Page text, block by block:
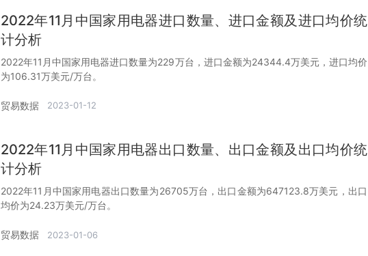
2022年11月中国家用电器进口数量、进口金额及进口均价统
计分析
2022年11月中国家用电器进口数量为229万台，进口金额为24344.4万美元，进口均价
为106.31万美元/万台。
贸易数据 2023-01-12
2022年11月中国家用电器出口数量、出口金额及出口均价统
计分析
2022年11月中国家用电器出口数量为26705万台，出口金额为647123.8万美元，出口
均价为24.23万美元/万台。
贸易数据 2023-01-06